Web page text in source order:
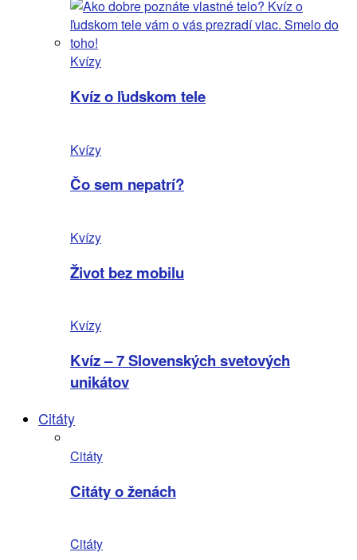
Kvízy
Kvíz o ľudskom tele
Kvízy
Čo sem nepatrí?
Kvízy
Život bez mobilu
Kvízy
Kvíz – 7 Slovenských svetových
unikátov
Citáty
Citáty
Citáty o ženách
Citáty